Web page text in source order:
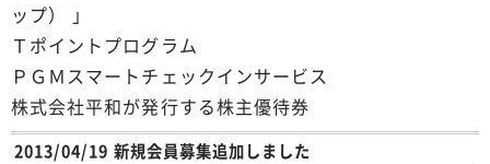
ップ） 」
Ｔポイントプログラム
ＰＧＭスマートチェックインサービス
株式会社平和が発行する株主優待券
2013/04/19 新規会員募集追加しました